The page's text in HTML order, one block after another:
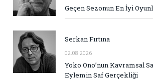
Geçen Sezonun En İyi
Serkan Fırtına
02.08.2026
Yoko Ono’nun Kavramsal
Eylemin Saf Gerçekliği